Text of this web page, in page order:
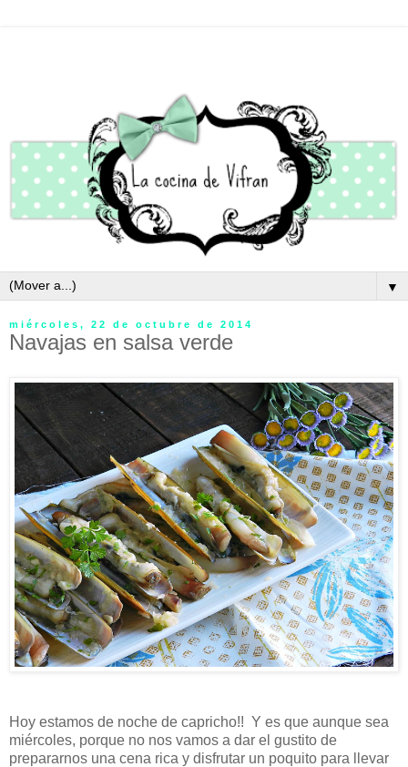
▼
miércoles, 22 de octubre de 2014
Navajas en salsa verde
Hoy estamos de noche de capricho!! Y es que aunque sea
miércoles, porque no nos vamos a dar el gustito de
prepararnos una cena rica y disfrutar un poquito para llevar